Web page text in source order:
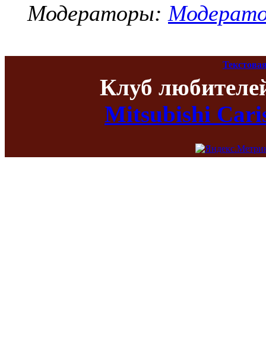
Модераторы:
Клуб
Mitsubishi